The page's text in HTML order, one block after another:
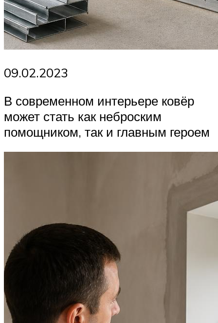
09.02.2023
В современном интерьере ковёр
может стать как неброским
помощником, так и главным героем